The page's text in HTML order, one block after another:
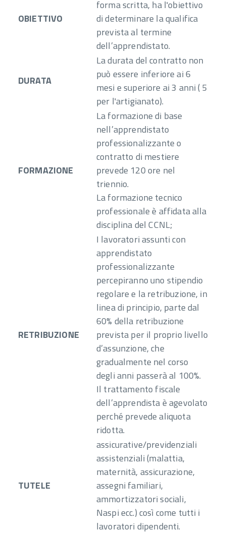
OBIETTIVO
forma scritta, ha l'obiettivo
di determinare la qualifica
prevista al termine
dell’apprendistato.
DURATA
La durata del contratto non
può essere inferiore ai 6
mesi e superiore ai 3 anni ( 5
per l'artigianato).
FORMAZIONE
La formazione di base
nell’apprendistato
professionalizzante o
contratto di mestiere
prevede 120 ore nel
triennio.
La formazione tecnico
professionale è affidata alla
disciplina del CCNL;
RETRIBUZIONE
I lavoratori assunti con
apprendistato
professionalizzante
percepiranno uno stipendio
regolare e la retribuzione, in
linea di principio, parte dal
60% della retribuzione
prevista per il proprio livello
d’assunzione, che
gradualmente nel corso
degli anni passerà al 100%.
Il trattamento fiscale
dell’apprendista è agevolato
perché prevede aliquota
ridotta.
TUTELE
assicurative/previdenziali
assistenziali (malattia,
maternità, assicurazione,
assegni familiari,
ammortizzatori sociali,
Naspi ecc.) così come tutti i
lavoratori dipendenti.